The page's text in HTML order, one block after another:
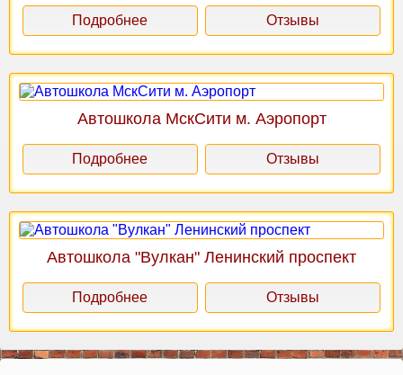
Подробнее Отзывы
Автошкола МскСити м. Аэропорт
Подробнее Отзывы
Автошкола "Вулкан" Ленинский проспект
Подробнее Отзывы